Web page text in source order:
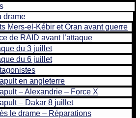
drame
Mers-el-Kébir et Oran avant guerre
de RAID avant l’attaque
du 3 juillet
du 6 juillet
en angleterre
– Alexandrie – Force X
– Dakar 8 juillet
le drame – Réparations